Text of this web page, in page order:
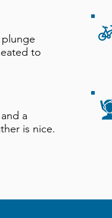
to
a
is nice.